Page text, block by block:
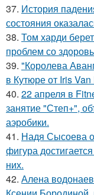
37. История
состояния
38. Том харди
проблем со
39. "Королева
в Кутюре от Iris
40. 22 апреля в
занятие "Степ+",
аэробики.
41. Надя Сысоева
фигура
них.
42. Алена